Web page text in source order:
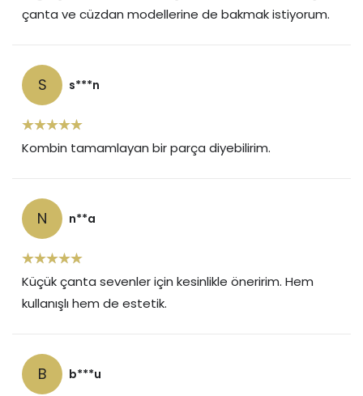
çanta ve cüzdan modellerine de bakmak istiyorum.
S s***n
Kombin tamamlayan bir parça diyebilirim.
N n**a
Küçük çanta sevenler için kesinlikle öneririm. Hem
kullanışlı hem de estetik.
B b***u